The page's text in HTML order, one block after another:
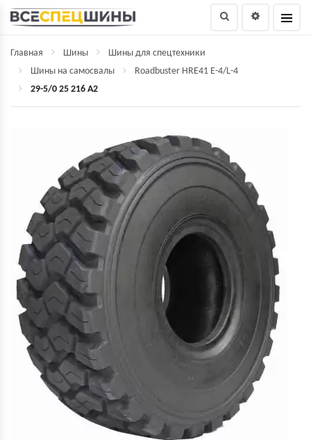
Главная Шины
Шины для спецтехники
Шины на самосвалы
Roadbuster HRE41 E-4/L-4
29-5/0 25 216 A2